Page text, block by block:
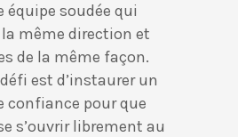
soudée qui
même direction et
de la même façon.
est d’instaurer un
confiance pour que
s’ouvrir librement au